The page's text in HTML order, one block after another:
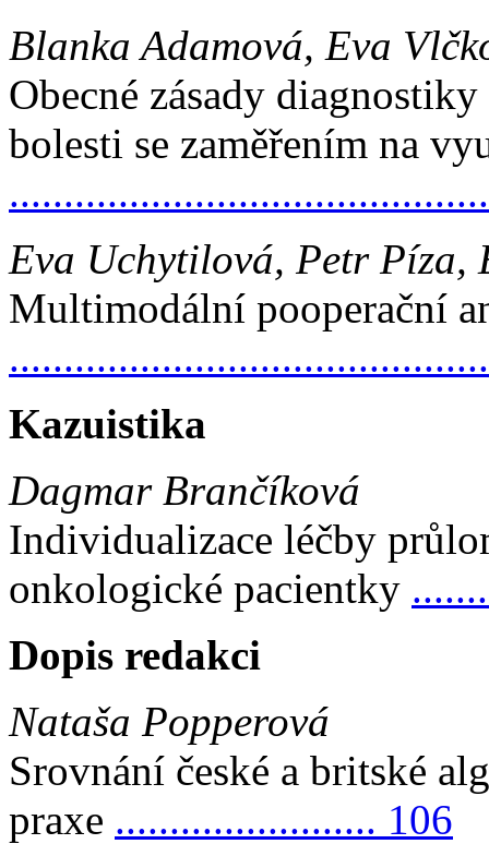
Blanka Adamová, Eva
Obecné zásady
bolesti se zaměřením na
Eva Uchytilová, Petr Píza,
Multimodální pooperační
Kazuistika
Dagmar Brančíková
Individualizace léčby
onkologické pacientky
Dopis redakci
Nataša Popperová
Srovnání české a britské
praxe ........................ 106